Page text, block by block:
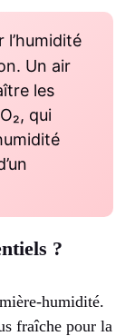
l’humidité
Un air
les
qui
?
humidité.
fraîche pour la